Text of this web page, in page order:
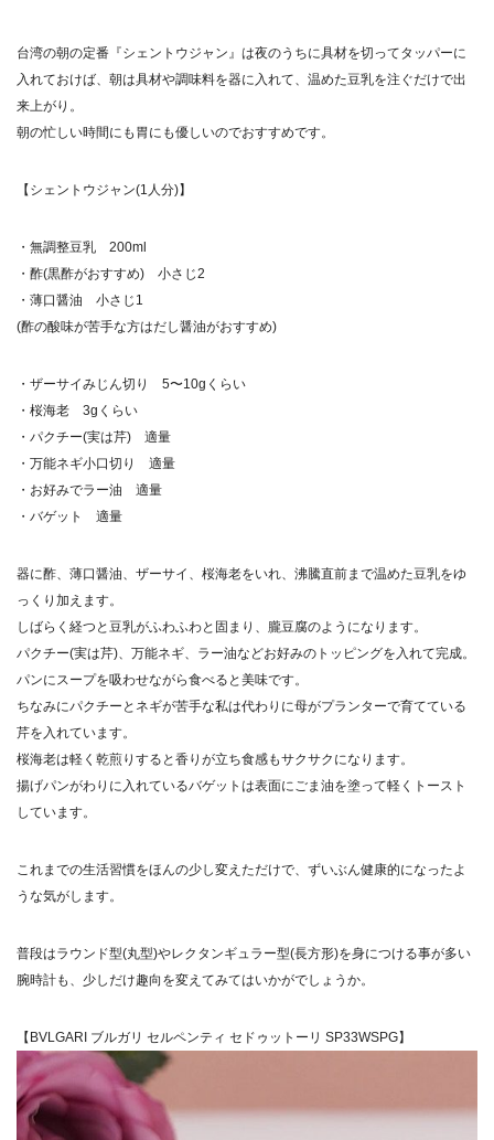
台湾の朝の定番『シェントウジャン』は夜のうちに具材を切ってタッパーに
入れておけば、朝は具材や調味料を器に入れて、温めた豆乳を注ぐだけで出
来上がり。
朝の忙しい時間にも胃にも優しいのでおすすめです。
【シェントウジャン(1人分)】
・無調整豆乳 200ml
・酢(黒酢がおすすめ) 小さじ2
・薄口醤油 小さじ1
(酢の酸味が苦手な方はだし醤油がおすすめ)
・ザーサイみじん切り 5〜10gくらい
・桜海老 3gくらい
・パクチー(実は芹) 適量
・万能ネギ小口切り 適量
・お好みでラー油 適量
・バゲット 適量
器に酢、薄口醤油、ザーサイ、桜海老をいれ、沸騰直前まで温めた豆乳をゆ
っくり加えます。
しばらく経つと豆乳がふわふわと固まり、朧豆腐のようになります。
パクチー(実は芹)、万能ネギ、ラー油などお好みのトッピングを入れて完成。
パンにスープを吸わせながら食べると美味です。
ちなみにパクチーとネギが苦手な私は代わりに母がプランターで育てている
芹を入れています。
桜海老は軽く乾煎りすると香りが立ち食感もサクサクになります。
揚げパンがわりに入れているバゲットは表面にごま油を塗って軽くトースト
しています。
これまでの生活習慣をほんの少し変えただけで、ずいぶん健康的になったよ
うな気がします。
普段はラウンド型(丸型)やレクタンギュラー型(長方形)を身につける事が多い
腕時計も、少しだけ趣向を変えてみてはいかがでしょうか。
【BVLGARI ブルガリ セルペンティ セドゥットーリ SP33WSPG】